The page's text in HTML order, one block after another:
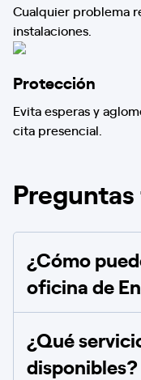
Cualquier problema
instalaciones.
Protección
Evita esperas y
cita presencial.
¿Cómo
oficina de
¿Qué
disponibles?